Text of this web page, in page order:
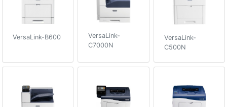
VersaLink-B600
VersaLink-
C7000N
VersaLink-
C500N